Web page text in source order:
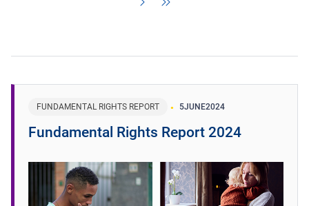
FUNDAMENTAL RIGHTS REPORT 5JUNE2024
Fundamental Rights Report 2024